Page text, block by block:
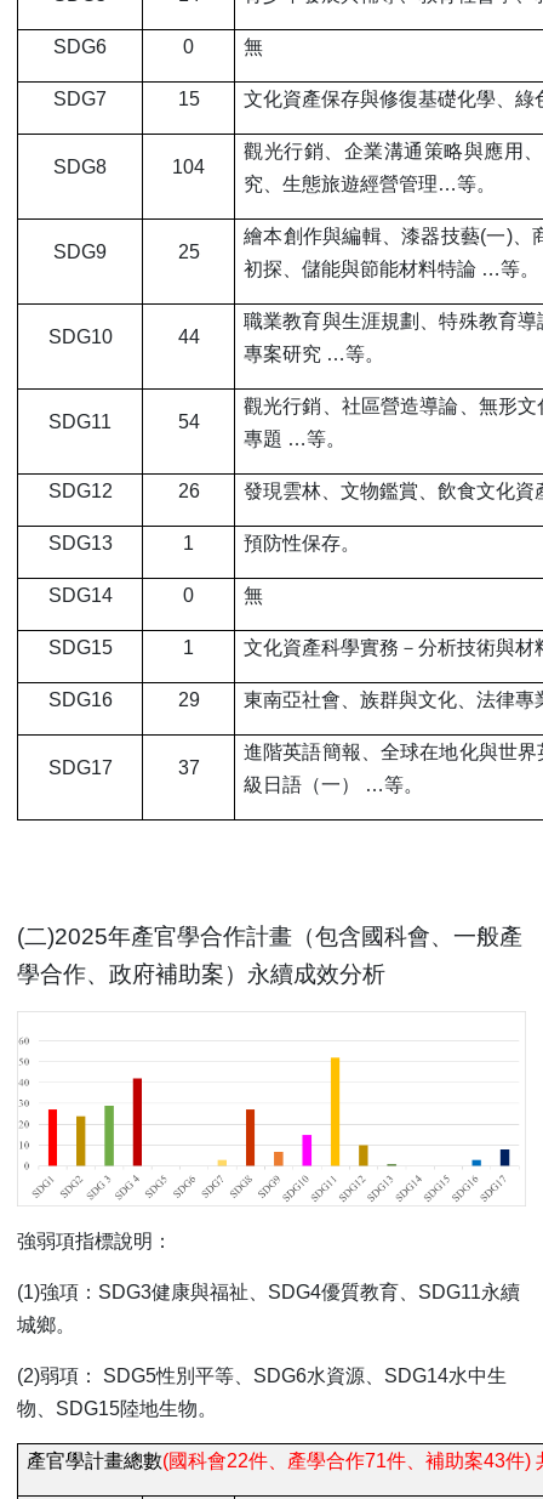
SDG6 0 無
SDG7 15 文化資產保存與修復基礎化學、
SDG8 104
觀光行銷、企業溝通策略與應用
究、生態旅遊經營管理…等。
SDG9 25
繪本創作與編輯、漆器技藝(一)、
初探、儲能與節能材料特論 …等。
SDG10 44
職業教育與生涯規劃、特殊教育
專案研究 …等。
SDG11 54
觀光行銷、社區營造導論、無形
專題 …等。
SDG12 26 發現雲林、文物鑑賞、飲食文化
SDG13 1 預防性保存。
SDG14 0 無
SDG15 1 文化資產科學實務－分析技術與材
SDG16 29 東南亞社會、族群與文化、法律
SDG17 37
進階英語簡報、全球在地化與世
級日語（一） …等。
(二)2025年產官學合作計畫（包含國科會、一般產
學合作、政府補助案）永續成效分析
強弱項指標說明：
(1)強項：SDG3健康與福祉、SDG4優質教育、SDG11永續
城鄉。
(2)弱項： SDG5性別平等、SDG6水資源、SDG14水中生
物、SDG15陸地生物。
產官學計畫總數(國科會22件、產學合作71件、補助案43件)